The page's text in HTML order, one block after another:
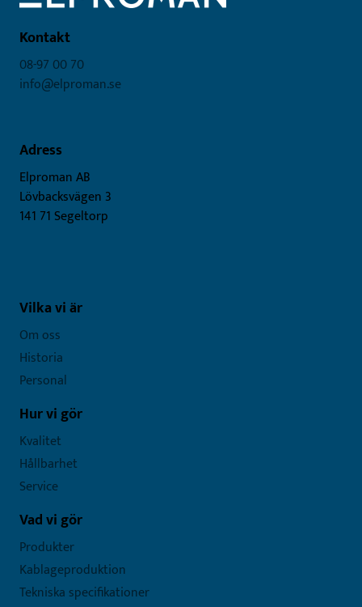
Kontakt
08-97 00 70
info@elproman.se
Adress
Elproman AB
Lövbacksvägen 3
141 71 Segeltorp
Vilka vi är
Om oss
Historia
Personal
Hur vi gör
Kvalitet
Hållbarhet
Service
Vad vi gör
Produkter
Kablageproduktion
Tekniska specifikationer